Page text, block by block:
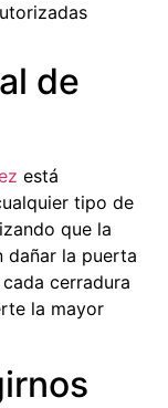
de
está
tipo de
que la
dañar la puerta
cerradura
la mayor